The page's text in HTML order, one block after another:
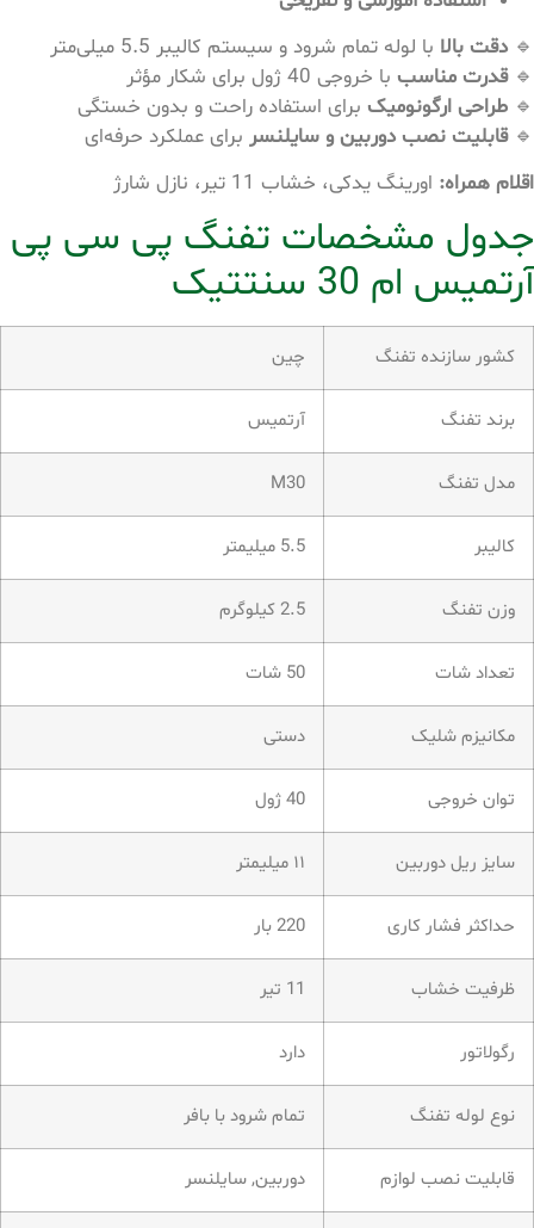
🔹 دقت بالا با لوله تمام شرود و سیستم کالیبر 5.5 میلی‌متر
🔹قدرت مناسب با خروجی 40 ژول برای شکار مؤثر
🔹 طراحی ارگونومیک برای استفاده راحت و بدون خستگی
🔹قابلیت نصب دوربین و سایلنسر برای عملکرد حرفه‌ای
اقلام همراه: اورینگ یدکی، خشاب 11 تیر، نازل شارژ
جدول مشخصات تفنگ پی سی پی
آرتمیس ام 30 سنتتیک
کشور سازنده تفنگ چین
برند تفنگ آرتمیس
مدل تفنگ M30
کالیبر 5.5 میلیمتر
وزن تفنگ 2.5 کیلوگرم
تعداد شات 50 شات
مکانیزم شلیک دستی
توان خروجی 40 ژول
سایز ریل دوربین ۱۱ میلیمتر
حداکثر فشار کاری 220 بار
ظرفیت خشاب 11 تیر
رگولاتور دارد
نوع لوله تفنگ تمام شرود با بافر
قابلیت نصب لوازم دوربین, سایلنسر